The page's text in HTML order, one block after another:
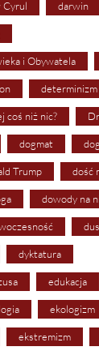
Cyrul darwin
i Obywatela
determinizm
coś niż nic?
dogmat
Trump dość
dowody na
dyktatura
edukacja
ekologizm
ekstremizm